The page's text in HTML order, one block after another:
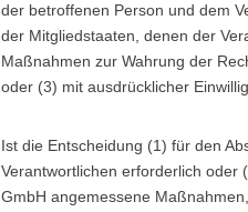
der betroffenen Person und dem
der Mitgliedstaaten, denen der
Maßnahmen zur Wahrung der
oder (3) mit ausdrücklicher
Ist die Entscheidung (1) für den
Verantwortlichen erforderlich oder
GmbH angemessene